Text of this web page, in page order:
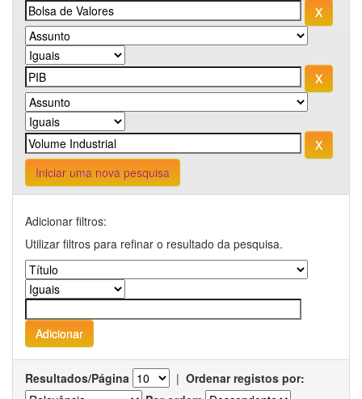
Iniciar uma nova pesquisa
Adicionar filtros:
Utilizar filtros para refinar o resultado da pesquisa.
Resultados/Página | Ordenar registos por: